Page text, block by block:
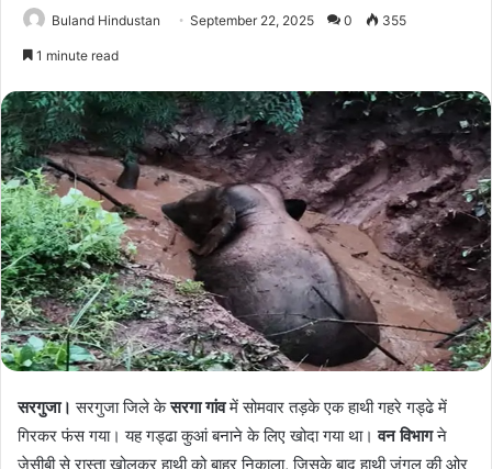
Buland Hindustan September 22, 2025 0 355
1 minute read
सरगुजा। सरगुजा जिले केसरगा गांवमें सोमवार तड़के एक हाथी गहरे गड्ढे में
गिरकर फंस गया। यह गड्ढा कुआं बनाने के लिए खोदा गया था।वन विभागने
जेसीबी से रास्ता खोलकर हाथी को बाहर निकाला, जिसके बाद हाथी जंगल की ओर